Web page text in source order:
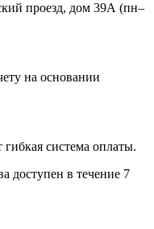
проезд, дом 39А (пн–
на основании
система оплаты.
доступен в течение 7